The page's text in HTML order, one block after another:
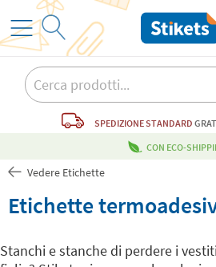
SPEDIZIONE STANDARD
CON ECO-
Vedere Etichette
Etichette
Stanchi e stanche di perdere i